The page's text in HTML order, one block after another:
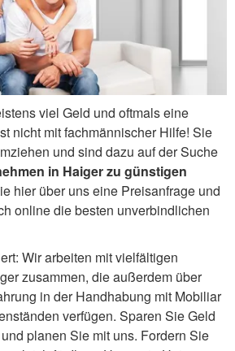
viel Geld und oftmals eine
nicht mit fachmännischer Hilfe! Sie
und sind dazu auf der Suche
in Haiger zu günstigen
hier über uns eine Preisanfrage und
online die besten unverbindlichen
Wir arbeiten mit vielfältigen
zusammen, die außerdem über
in der Handhabung mit Mobiliar
verfügen. Sparen Sie Geld
planen Sie mit uns. Fordern Sie